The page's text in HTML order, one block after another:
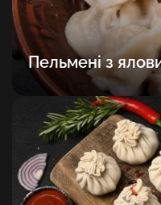
Пельмені з